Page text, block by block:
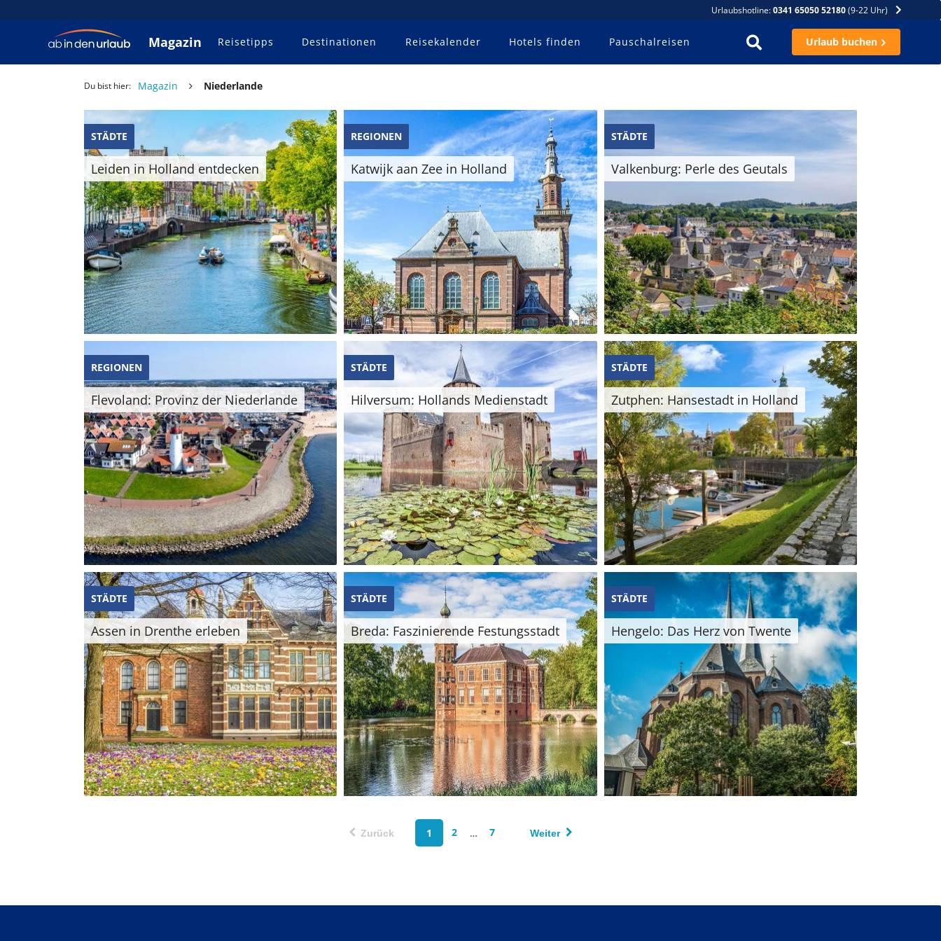
Urlaubshotline:0341 65050 52180(9-22 Uhr)
Magazin Reisetipps Destinationen Reisekalender Hotels finden Pauschalreisen Urlaub buchen
Du bist hier: Magazin Niederlande
STÄDTE
Leiden in Holland entdecken
REGIONEN
Katwijk aan Zee in Holland
STÄDTE
Valkenburg: Perle des Geutals
REGIONEN
Flevoland: Provinz der Niederlande
STÄDTE
Hilversum: Hollands Medienstadt
STÄDTE
Zutphen: Hansestadt in Holland
STÄDTE
Assen in Drenthe erleben
STÄDTE
Breda: Faszinierende Festungsstadt
STÄDTE
Hengelo: Das Herz von Twente
1 2 … 7